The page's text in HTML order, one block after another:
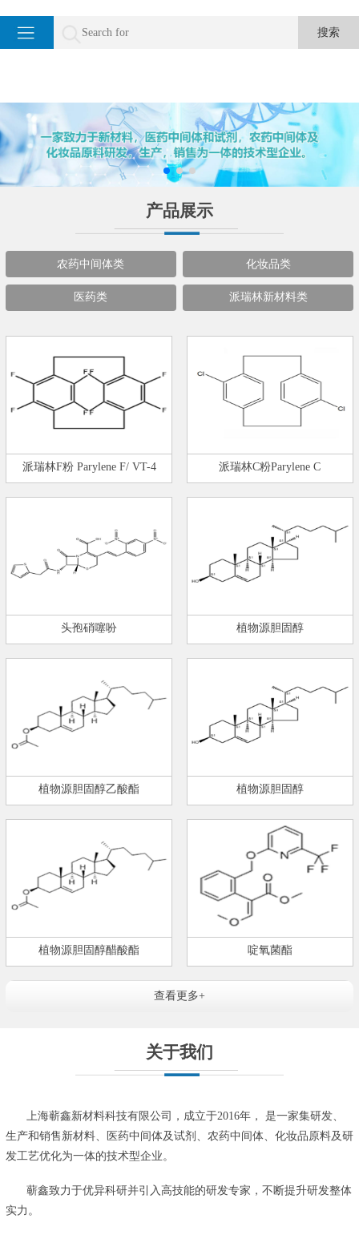
产品展示
农药中间体类 化妆品类
医药类 派瑞林新材料类
派瑞林F粉 Parylene F/ VT-4 派瑞林C粉Parylene C
头孢硝噻吩 植物源胆固醇
植物源胆固醇乙酸酯 植物源胆固醇
植物源胆固醇醋酸酯 啶氧菌酯
查看更多+
关于我们
上海蕲鑫新材料科技有限公司，成立于2016年， 是一家集研发、
生产和销售新材料、医药中间体及试剂、农药中间体、化妆品原料及研
发工艺优化为一体的技术型企业。
蕲鑫致力于优异科研并引入高技能的研发专家，不断提升研发整体
实力。